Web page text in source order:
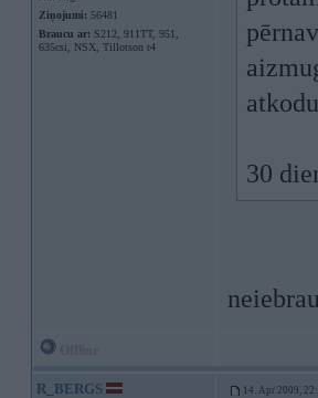
Ziņojumi: 56481
Braucu ar: S212, 911TT, 951,
635csi, NSX, Tillotson t4
30
R_BERGS 14. Apr 2009,